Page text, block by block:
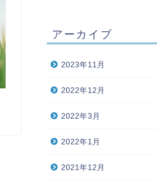
アーカイブ
2023年11月
2022年12月
2022年3月
2022年1月
2021年12月